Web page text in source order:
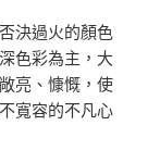
決過火的顏色
色彩為主，大
亮、慷慨，使
寬容的不凡心